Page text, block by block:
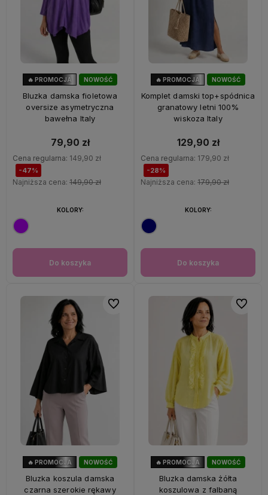
NOWOŚĆ
🔥 PROMOCJA
Bluzka damska fioletowa
oversize asymetryczna
bawełna Italy
79,90 zł
Cena regularna: 149,90 zł
-47%
Najniższa cena: 149,90 zł
Do koszyka
KOLORY:
NOWOŚĆ
🔥 PROMOCJA
Komplet damski top+spódnica
granatowy letni 100%
wiskoza Italy
129,90 zł
Cena regularna: 179,90 zł
-28%
Najniższa cena: 179,90 zł
Do koszyka
KOLORY:
NOWOŚĆ
🔥 PROMOCJA
Bluzka koszula damska
czarna szerokie rękawy
Do ulubionych
NOWOŚĆ
OKAZJA
🔥 PROMOCJA
Bluzka damska żółta
koszulowa z falbaną
Do